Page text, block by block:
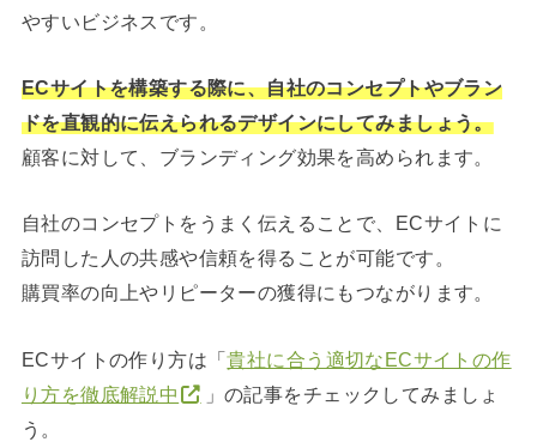
やすいビジネスです。
ECサイトを構築する際に、自社のコンセプトやブラン
ドを直観的に伝えられるデザインにしてみましょう。
顧客に対して、ブランディング効果を高められます。
自社のコンセプトをうまく伝えることで、ECサイトに
訪問した人の共感や信頼を得ることが可能です。
購買率の向上やリピーターの獲得にもつながります。
ECサイトの作り方は「貴社に合う適切なECサイトの作
り方を徹底解説中
」の記事をチェックしてみましょ
う。